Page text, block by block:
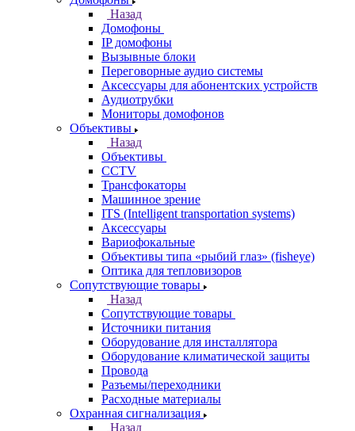
Назад
Домофоны
IP домофоны
Вызывные блоки
Переговорные аудио системы
Аксессуары для абонентских устройств
Аудиотрубки
Мониторы домофонов
Объективы
Назад
Объективы
CCTV
Трансфокаторы
Машинное зрение
ITS (Intelligent transportation systems)
Аксессуары
Вариофокальные
Объективы типа «рыбий глаз» (fisheye)
Оптика для тепловизоров
Сопутствующие товары
Назад
Сопутствующие товары
Источники питания
Оборудование для инсталлятора
Оборудование климатической защиты
Провода
Разъемы/переходники
Расходные материалы
Охранная сигнализация
Назад